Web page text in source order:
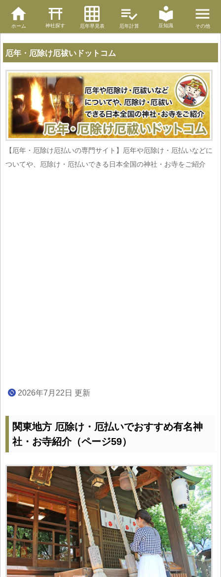
ホーム 神社探す 厄年早見表 厄年計算 豆知識 その他
厄年・厄除け厄祓いドットコム
【厄年・厄除け厄払いの専門サイト】厄年や厄除け・厄払いなどに
ついてや、厄除け・厄払いできる日本全国の神社・お寺をご紹介
2026年7月22日 更新
関東地方 厄除け・厄払いでおすすめ有名神
社・お寺紹介（ページ59）